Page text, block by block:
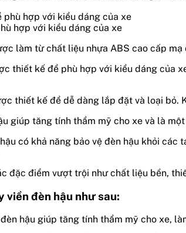
hợp với kiểu dáng của xe
làm từ chất liệu nhựa ABS cao cấp
thiết kế để phù hợp với kiểu dáng của
thiết kế để dễ dàng lắp đặt và loại
giúp tăng tính thẩm mỹ cho xe và là
có khả năng bảo vệ đèn hậu khỏi
đặc điểm vượt trội như chất liệu bền,
viền đèn hậu như sau:
hậu giúp tăng tính thẩm mỹ cho xe,